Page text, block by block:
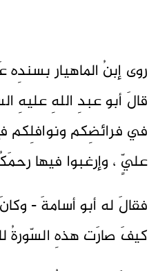
روى إبنُ الماهيار
قالَ أبو عبدِ اللهِ عليهِ
في فرائضِكم ونوافلِكم
عليٍّ ، وإرغبوا فيها
فقالَ له أبو أسامةَ -
كيفَ صارَت هذهِ السّورةُ